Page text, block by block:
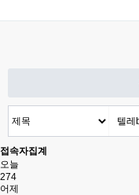
접속자집계
오늘
274
어제